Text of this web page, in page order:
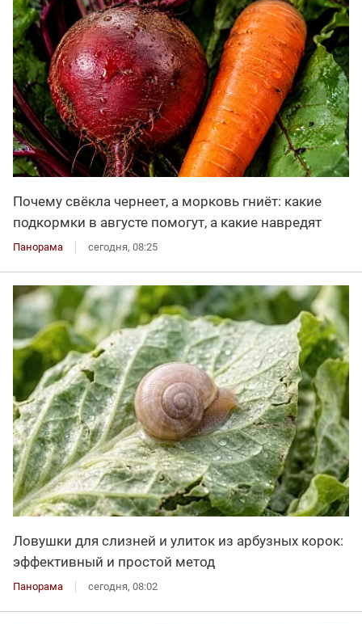
Почему свёкла чернеет, а морковь гниёт: какие
подкормки в августе помогут, а какие навредят
Панорама сегодня, 08:25
Ловушки для слизней и улиток из арбузных корок:
эффективный и простой метод
Панорама сегодня, 08:02